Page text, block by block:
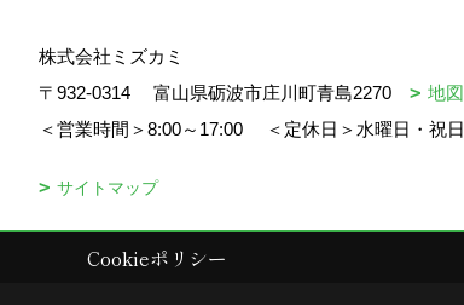
株式会社ミズカミ
〒932-0314
富山県砺波市庄川町青島2270 地図
＜営業時間＞8:00～17:00
＜定休日＞水曜日・祝日
サイトマップ
Copyright (c) mizukami. All Rights Reserved.
Cookieポリシー